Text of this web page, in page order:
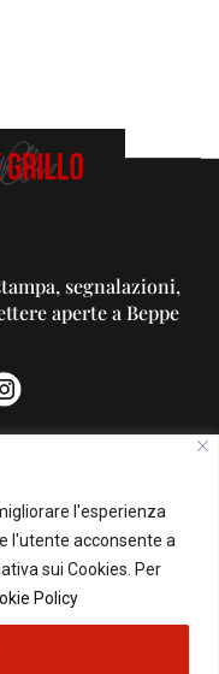
l'esperienza
l'utente acconsente a
sui Cookies. Per
Policy
segnalazioni,
aperte a Beppe
PUBBLICITA'
su questo Blog:
Reserved - Powered by